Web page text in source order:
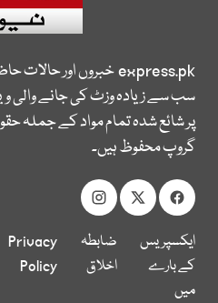
express.pkخبروں اور حالات
سب سے زیادہ وزٹ کی جانے
پر شائع شدہ تمام مواد کے جملہ
گروپ محفوظ ہیں۔
ایکسپریس
کے بارے
میں
ضابطہ
اخلاق
Privacy
Policy